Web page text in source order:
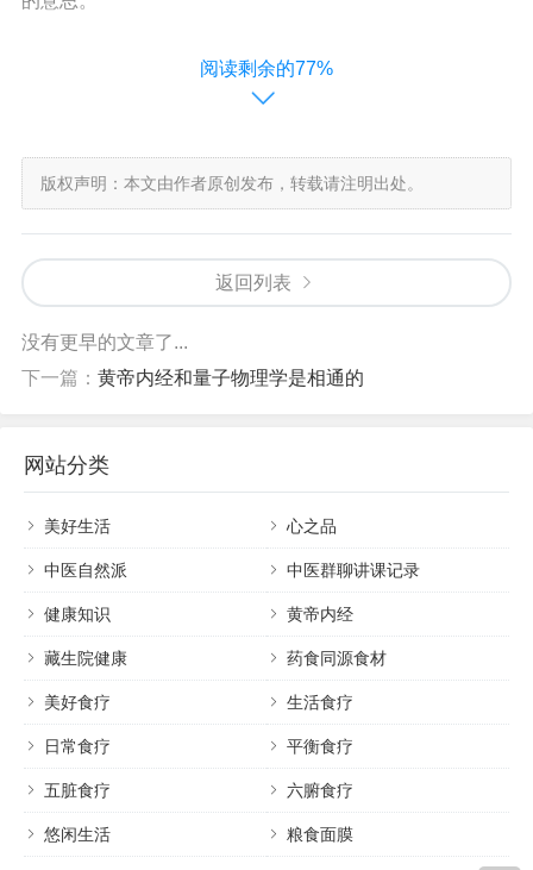
1、外感
2、七情失和
柔弱者，必有刚强，刚强多怒，柔者易伤，一般温柔的
人，也会有火爆发怒的时候，而对于这类柔弱温柔的人就
肝气郁结，疏泄失常，运化不畅，精微不能健康正常分
失去固养，就会尿多而有糖。肝郁气滞血瘀，还与消渴病
多种并发症有关；
七情失调，不仅是诱发消渴病的重要因素，也是加重消渴
病的重要条件，而往往消渴病患者整日忧思烦恼，顺便就
加重了。喜欢吃肥甘重口味可导致脾胃积热内蕴，气机壅
阅读剩余的77%
版权声明：本文由作者原创发布，转载请注明出处。
返回列表
没有更早的文章了...
下一篇： 黄帝内经和量子物理学是相通的
网站分类
美好生活 心之品
中医自然派 中医群聊讲课记录
健康知识 黄帝内经
藏生院健康 药食同源食材
美好食疗 生活食疗
日常食疗 平衡食疗
五脏食疗 六腑食疗
悠闲生活 粮食面膜